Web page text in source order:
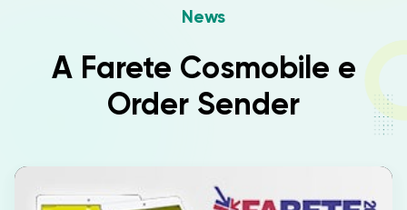
Prodotti
Soluzioni
Case Study
News
A Farete Cosmobile e
Order Sender